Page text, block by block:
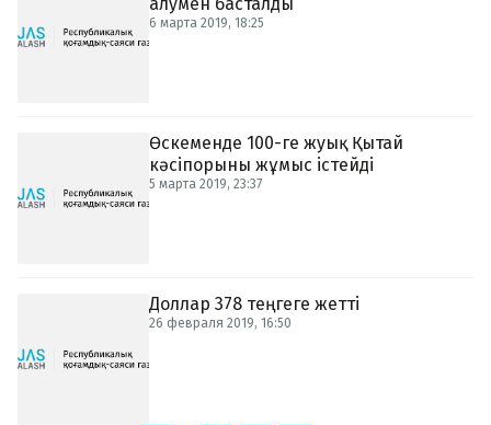
6 марта 2019, 18:25
5 марта 2019, 23:37
Өскеменде 100-ге жуық Қытай
кәсіпорыны жұмыс істейді
26 февраля 2019, 16:50
Доллар 378 теңгеге жетті